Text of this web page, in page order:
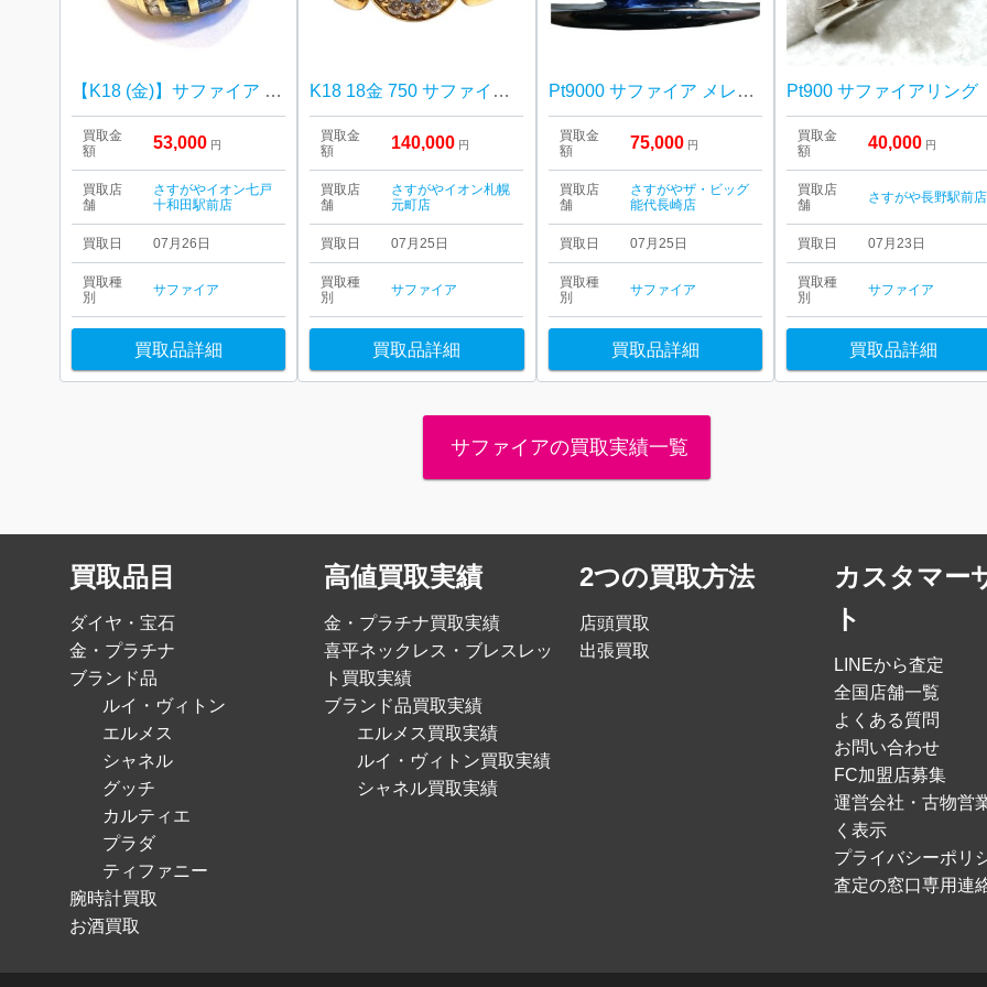
【K18 (金)】サファイア / メレダイヤ / リング
買取金
額
53,000 円
買取店
舗
さすがやイオン七戸
十和田駅前店
買取日 07月26日
買取種
別
サファイア
買取品詳細
K18 18金 750 サファイア・メレダイヤモンド リング 札幌市 東区 元町
買取金
額
140,000 円
買取店
舗
さすがやイオン札幌
元町店
買取日 07月25日
買取種
別
サファイア
買取品詳細
Pt9000 サファイア メレダイヤ付きリング 買取り
買取金
額
75,000 円
買取店
舗
さすがやザ・ビッグ
能代長崎店
買取日 07月25日
買取種
別
サファイア
買取品詳細
Pt900 サファイアリング
買取金
額
40,000 円
買取店
舗
さすがや長野駅前店
買取日 07月23日
買取種
別
サファイア
買取品詳細
サファイアの買取実績一覧
買取品目
ダイヤ・宝石
金・プラチナ
ブランド品
ルイ・ヴィトン
エルメス
シャネル
グッチ
カルティエ
プラダ
ティファニー
腕時計買取
お酒買取
高値買取実績
金・プラチナ買取実績
喜平ネックレス・ブレスレッ
ト買取実績
ブランド品買取実績
エルメス買取実績
ルイ・ヴィトン買取実績
シャネル買取実績
2つの買取方法
店頭買取
出張買取
カスタマー
ト
LINEから査定
全国店舗一覧
よくある質問
お問い合わせ
FC加盟店募集
運営会社・古物営
く表示
プライバシーポリ
査定の窓口専用連